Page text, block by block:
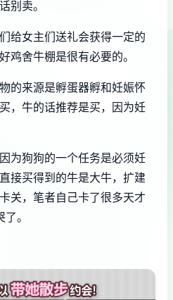
别卖。
给女主们送礼会获得一定的
鸡舍牛棚是很有必要的。
的来源是孵蛋器孵和妊娠怀
，牛的话推荐是买，因为妊
为狗狗的一个任务是必须妊
接买得到的牛是大牛，扩建
关，笔者自己卡了很多天才
。